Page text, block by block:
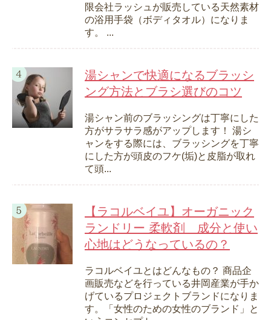
限会社ラッシュが販売している天然素材
の浴用手袋（ボディタオル）になりま
す。 ...
湯シャンで快適になるブラッシ
ング方法とブラシ選びのコツ
湯シャン前のブラッシングは丁寧にした
方がサラサラ感がアップします！ 湯シ
ャンをする際には、ブラッシングを丁寧
にした方が頭皮のフケ(垢)と皮脂が取れ
て頭...
【ラコルベイユ】オーガニック
ランドリー 柔軟剤 成分と使い
心地はどうなっているの？
ラコルベイユとはどんなもの？ 商品企
画販売などを行っている井岡産業が手か
げているプロジェクトブランドになりま
す。「女性のための女性のブランド」と